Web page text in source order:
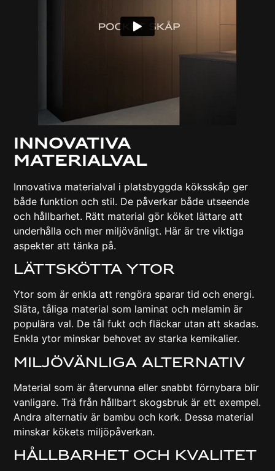
Innovativa
Materialval
Innovativa materialval i platsbyggda köksskåp ger
både funktion och stil. De påverkar både utseende
och hållbarhet. Rätt material gör köket lättare att
underhålla och mer miljövänligt. Här är tre viktiga
aspekter att tänka på.
Lättskötta Ytor
Ytor som är enkla att rengöra sparar tid och energi.
Släta, tåliga material som laminat och melamin är
populära val. De tål fukt och fläckar utan att skadas.
Enkla ytor minskar behovet av starka kemikalier.
Miljövänliga Alternativ
Material som är återvunna eller snabbt förnybara blir
vanligare. Trä från hållbart skogsbruk är ett exempel.
Andra alternativ är bambu och kork. Dessa material
minskar kökets miljöpåverkan.
Hållbarhet Och Kvalitet